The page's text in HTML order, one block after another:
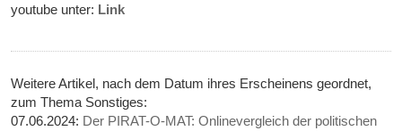
youtube unter: Link
Weitere Artikel, nach dem Datum ihres Erscheinens geordnet,
zum Thema Sonstiges:
07.06.2024: Der PIRAT-O-MAT: Onlinevergleich der politischen